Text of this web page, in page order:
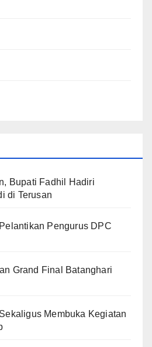
Bupati Fadhil Hadiri
di Terusan
Pengurus DPC
Grand Final Batanghari
Membuka Kegiatan